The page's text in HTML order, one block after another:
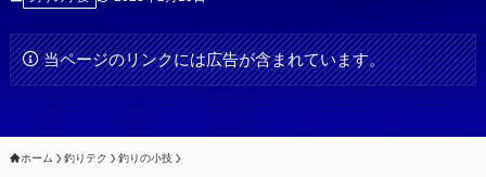
当ページのリンクには広告が含まれています。
ホーム 釣りテク 釣りの小技